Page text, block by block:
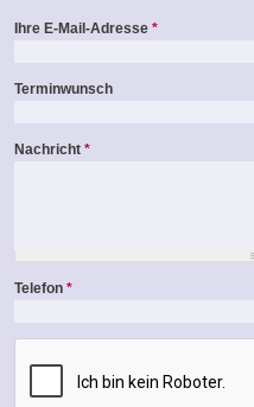
Ihre E-Mail-Adresse*
Terminwunsch
Nachricht*
Telefon*